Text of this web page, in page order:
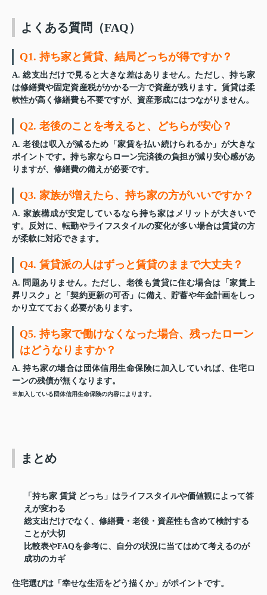
よくある質問（FAQ）
Q1. 持ち家と賃貸、結局どっちが得ですか？
A. 総支出だけで見ると大きな差はありません。ただし、持ち家
は修繕費や固定資産税がかかる一方で資産が残ります。賃貸は柔
軟性が高く修繕費も不要ですが、資産形成にはつながりません。
Q2. 老後のことを考えると、どちらが安心？
A. 老後は収入が減るため「家賃を払い続けられるか」が大きな
ポイントです。持ち家ならローン完済後の負担が減り安心感があ
りますが、修繕費の備えが必要です。
Q3. 家族が増えたら、持ち家の方がいいですか？
A. 家族構成が安定しているなら持ち家はメリットが大きいで
す。反対に、転勤やライフスタイルの変化が多い場合は賃貸の方
が柔軟に対応できます。
Q4. 賃貸派の人はずっと賃貸のままで大丈夫？
A. 問題ありません。ただし、老後も賃貸に住む場合は「家賃上
昇リスク」と「契約更新の可否」に備え、貯蓄や年金計画をしっ
かり立てておく必要があります。
Q5. 持ち家で働けなくなった場合、残ったローン
はどうなりますか？
A. 持ち家の場合は団体信用生命保険に加入していれば、住宅ロ
ーンの残債が無くなります。
※加入している団体信用生命保険の内容によります。
まとめ
「持ち家 賃貸 どっち」はライフスタイルや価値観によって答
えが変わる
総支出だけでなく、修繕費・老後・資産性も含めて検討する
ことが大切
比較表やFAQを参考に、自分の状況に当てはめて考えるのが
成功のカギ
住宅選びは「幸せな生活をどう描くか」がポイントです。